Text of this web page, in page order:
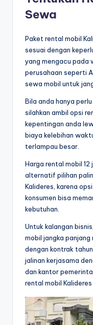
Sewa
Paket rental mobil
sesuai dengan
yang mengacu pada
perusahaan seperti
sewa mobil untuk
Bila anda hanya
silahkan ambil opsi
kepentingan anda
biaya kelebihan
terlampau besar.
Harga rental mobil
alternatif pilihan
Kalideres, karena
konsumen bisa
kebutuhan.
Untuk kalangan
mobil jangka panjang
dengan kontrak
jalinan kerjasama
dan kantor
rental mobil